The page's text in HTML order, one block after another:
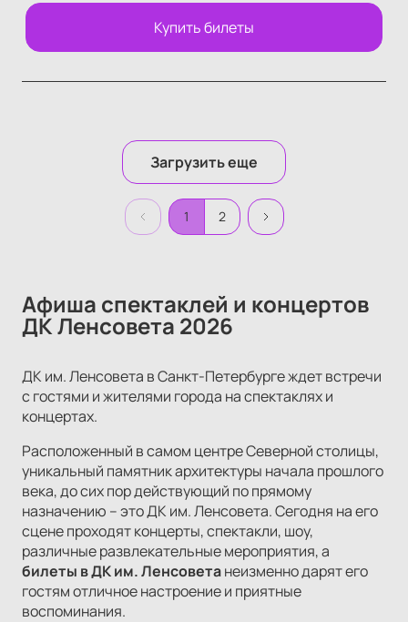
Купить билеты
Загрузить еще
1 2
Афиша спектаклей и концертов
ДК Ленсовета 2026
ДК им. Ленсовета в Санкт-Петербурге ждет встречи
с гостями и жителями города на спектаклях и
концертах.
Расположенный в самом центре Северной столицы,
уникальный памятник архитектуры начала прошлого
века, до сих пор действующий по прямому
назначению – это ДК им. Ленсовета. Сегодня на его
сцене проходят концерты, спектакли, шоу,
различные развлекательные мероприятия, а
билеты в ДК им. Ленсоветанеизменно дарят его
гостям отличное настроение и приятные
воспоминания.